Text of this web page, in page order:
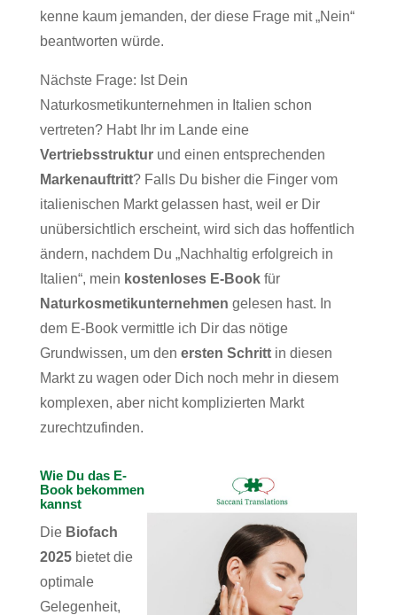
kenne kaum jemanden, der diese Frage mit „Nein“
beantworten würde.
Nächste Frage: Ist Dein
Naturkosmetikunternehmen in Italien schon
vertreten? Habt Ihr im Lande eine
Vertriebsstruktur und einen entsprechenden
Markenauftritt? Falls Du bisher die Finger vom
italienischen Markt gelassen hast, weil er Dir
unübersichtlich erscheint, wird sich das hoffentlich
ändern, nachdem Du „Nachhaltig erfolgreich in
Italien“, mein kostenloses E-Bookfür
Naturkosmetikunternehmen gelesen hast. In
dem E-Book vermittle ich Dir das nötige
Grundwissen, um den ersten Schrittin diesen
Markt zu wagen oder Dich noch mehr in diesem
komplexen, aber nicht komplizierten Markt
zurechtzufinden.
Wie Du das E-
Book bekommen
kannst
Die Biofach
2025bietet die
optimale
Gelegenheit,